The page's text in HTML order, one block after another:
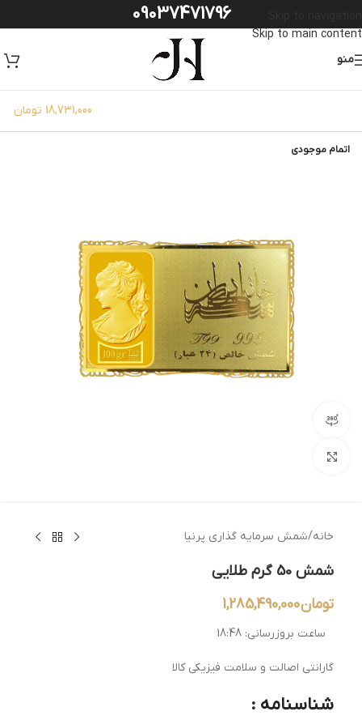
Skip to main content
09037471796
منو
18,731,000 تومان
اتمام موجودی
خانه/شمش سرمایه گذاری پرنیا
شمش 50 گرم طلایی
تومان
ساعت بروزرسانی: 18:48
گارانتی اصالت و سلامت فیزیکی کالا
شناسنامه :